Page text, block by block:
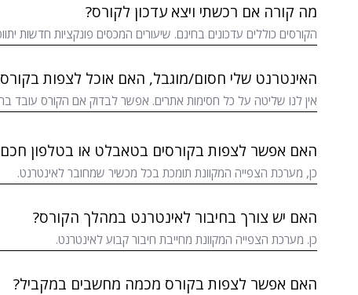
מה קורה אם רכשתי ויצא עדכון לקורס?
הקורסים כוללים עדכונים בחינם. שיעורים המכסים פונקציות חדשות
האינטרנט שלי חסום/מוגבל, האם אוכל לצפות
אין לנו שליטה על כל חסימות אתרים. אפשר לבדוק אם הקורס עובד
האם אפשר לצפות בקורסים בטאבלט או בטלפון
כן, מערכת הצפייה המקוונת תומכת בכל מכשיר שמחובר לאינטרנט.
האם יש צורך בחיבור לאינטרנט במהלך הקורס?
כן. מערכת הצפייה המקוונת מחייבת חיבור קבוע לאינטרנט.
האם אפשר לצפות בקורס מכמה מחשבים במקביל?